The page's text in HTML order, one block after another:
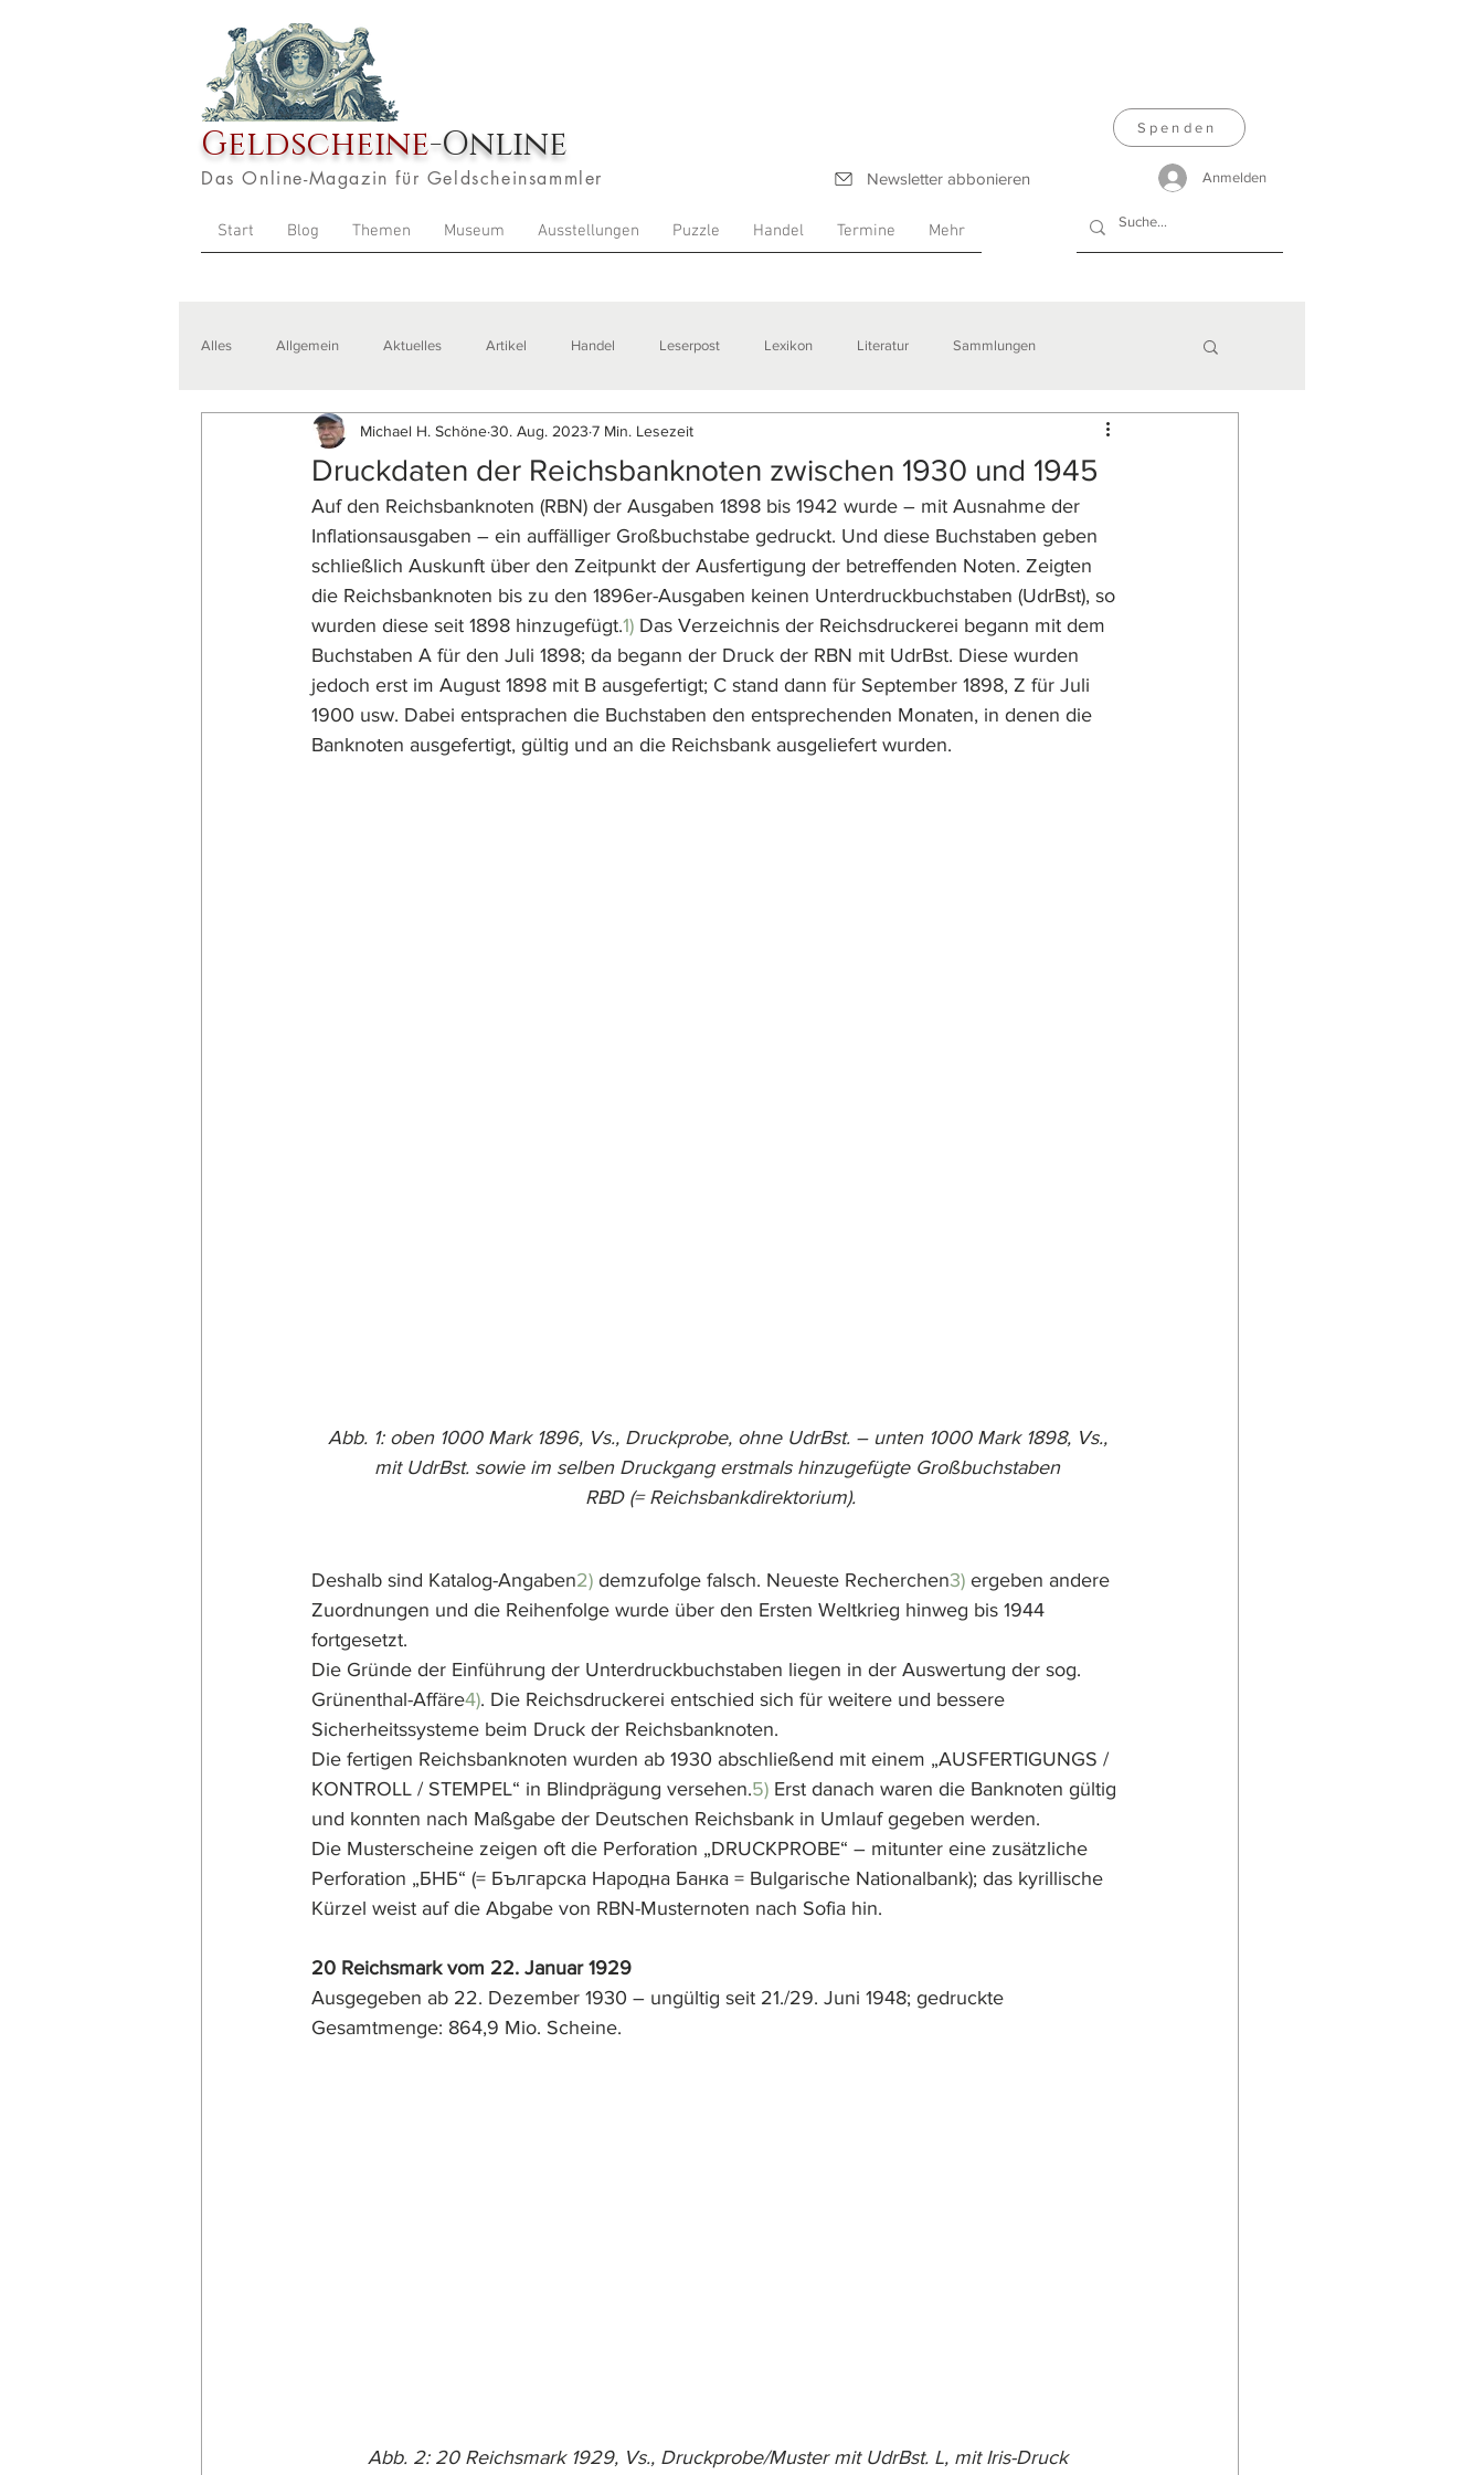
Geldscheine-Online
Das Online-Magazin für Geldscheinsammler Newsletter abbonieren
Start Blog Themen Museum Ausstellungen Puzzle Handel Termine Mehr
Spenden
Anmelden
Alles Allgemein Aktuelles Artikel Handel Leserpost Lexikon Literatur Sammlungen
Veranstaltungen Zitate Ausstellungen
Druckdaten der Reichsbanknoten zwischen 1930 und 1945
Michael H. Schöne30. Aug. 2023 7 Min. Lesezeit
Auf den Reichsbanknoten (RBN) der Ausgaben 1898 bis 1942 wurde – mit Ausnahme der
Inflationsausgaben – ein auffälliger Großbuchstabe gedruckt. Und diese Buchstaben geben
schließlich Auskunft über den Zeitpunkt der Ausfertigung der betreffenden Noten. Zeigten
die Reichsbanknoten bis zu den 1896er-Ausgaben keinen Unterdruckbuchstaben (UdrBst), so
wurden diese seit 1898 hinzugefügt.1) Das Verzeichnis der Reichsdruckerei begann mit dem
Buchstaben A für den Juli 1898; da begann der Druck der RBN mit UdrBst. Diese wurden
jedoch erst im August 1898 mit B ausgefertigt; C stand dann für September 1898, Z für Juli
1900 usw. Dabei entsprachen die Buchstaben den entsprechenden Monaten, in denen die
Banknoten ausgefertigt, gültig und an die Reichsbank ausgeliefert wurden.
Abb. 1: oben 1000 Mark 1896, Vs., Druckprobe, ohne UdrBst. – unten 1000 Mark 1898, Vs.,
mit UdrBst. sowie im selben Druckgang erstmals hinzugefügte Großbuchstaben
RBD (= Reichsbankdirektorium).
Deshalb sind Katalog-Angaben2) demzufolge falsch. Neueste Recherchen3) ergeben andere
Zuordnungen und die Reihenfolge wurde über den Ersten Weltkrieg hinweg bis 1944
fortgesetzt.
Die Gründe der Einführung der Unterdruckbuchstaben liegen in der Auswertung der sog.
Grünenthal-Affäre4). Die Reichsdruckerei entschied sich für weitere und bessere
Sicherheitssysteme beim Druck der Reichsbanknoten.
Die fertigen Reichsbanknoten wurden ab 1930 abschließend mit einem „AUSFERTIGUNGS /
KONTROLL / STEMPEL“ in Blindprägung versehen.5) Erst danach waren die Banknoten gültig
und konnten nach Maßgabe der Deutschen Reichsbank in Umlauf gegeben werden.
Die Musterscheine zeigen oft die Perforation „DRUCKPROBE“ – mitunter eine zusätzliche
Perforation „БНБ“ (= Българска Народна Банка = Bulgarische Nationalbank); das kyrillische
Kürzel weist auf die Abgabe von RBN-Musternoten nach Sofia hin.
20 Reichsmark vom 22. Januar 1929
Ausgegeben ab 22. Dezember 1930 – ungültig seit 21./29. Juni 1948; gedruckte
Gesamtmenge: 864,9 Mio. Scheine.
Abb. 2: 20 Reichsmark 1929, Vs., Druckprobe/Muster mit UdrBst. L, mit Iris-Druck